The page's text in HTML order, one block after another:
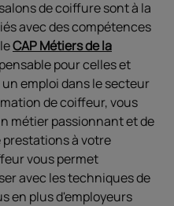
de coiffure sont à la
avec des compétences
CAP Métiers de la
pour celles et
emploi dans le secteur
de coiffeur, vous
métier passionnant et de
à votre
vous permet
avec les techniques de
en plus d'employeurs